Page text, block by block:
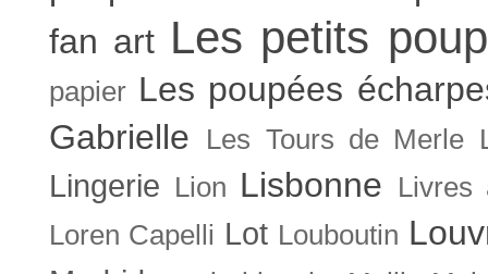
fan art Les petits
papier Les poupées
Gabrielle
Les Tours de Merle
Lingerie Lion Lisbonne
Livres
Loren Capelli Lot Louboutin